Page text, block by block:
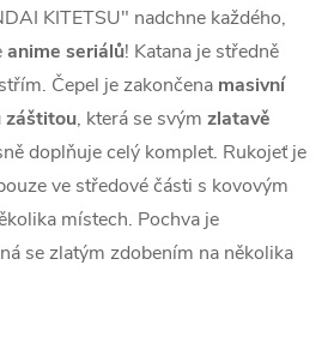
KITETSU" nadchne každého,
anime seriálů! Katana je středně
Čepel je zakončena masivní
záštitou, která se svým zlatavě
doplňuje celý komplet. Rukojeť je
ve středové části s kovovým
místech. Pochva je
se zlatým zdobením na několika